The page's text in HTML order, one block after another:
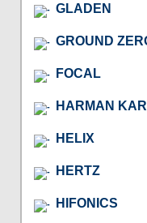
GLADEN
GROUND
FOCAL
HARMAN
HELIX
HERTZ
HIFONICS